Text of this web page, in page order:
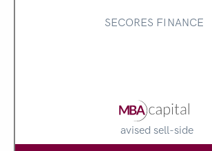
SECORES FINANCE
avised sell-side